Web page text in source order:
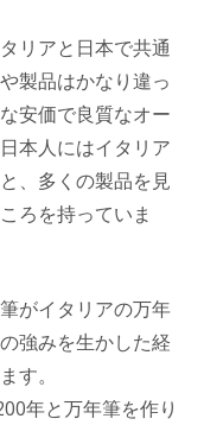
リアと日本で共通
製品はかなり違っ
安価で良質なオー
本人にはイタリア
、多くの製品を見
ろを持っていま
がイタリアの万年
強みを生かした経
す。
年と万年筆を作り